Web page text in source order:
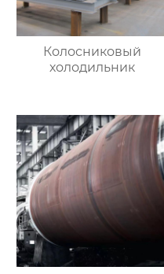
Колосниковый
холодильник